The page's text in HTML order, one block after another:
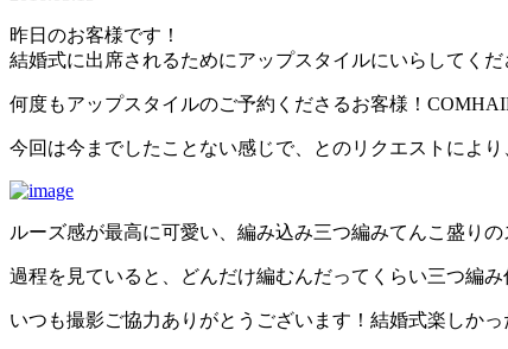
昨日のお客様です！
結婚式に出席されるためにアップスタイルにいらしてくだ
何度もアップスタイルのご予約くださるお客様！
今回は今までしたことない感じで、とのリクエストにより
ルーズ感が最高に可愛い、編み込み三つ編みてんこ盛りの
過程を見ていると、どんだけ編むんだってくらい三つ編
いつも撮影ご協力ありがとうございます！結婚式楽しか